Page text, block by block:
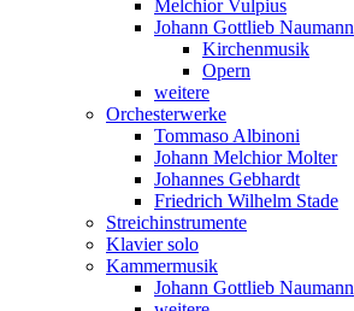
Melchior Vulpius
Johann Gottlieb Naumann
Kirchenmusik
Opern
weitere
Orchesterwerke
Tommaso Albinoni
Johann Melchior Molter
Johannes Gebhardt
Friedrich Wilhelm Stade
Streichinstrumente
Klavier solo
Kammermusik
Johann Gottlieb Naumann